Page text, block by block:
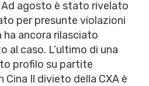
agosto è stato rivelato
per presunte violazioni
ha ancora rilasciato
al caso. L’ultimo di una
profilo su partite
Il divieto della CXA è